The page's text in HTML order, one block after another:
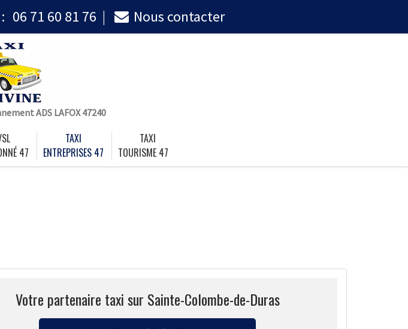
06 71 60 81 76 Nous contacter
ADS LAFOX 47240
47
TAXI
ENTREPRISES 47
TAXI
TOURISME 47
Votre partenaire taxi sur Sainte-Colombe-de-Duras